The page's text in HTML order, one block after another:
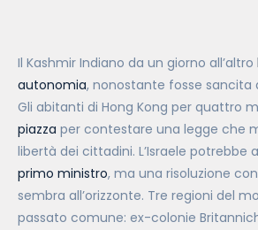
Il Kashmir Indiano da un giorno all’altro
autonomia, nonostante fosse sancita
Gli abitanti di Hong Kong per quattro
piazza per contestare una legge che
libertà dei cittadini. L’Israele potrebbe
primo ministro, ma una risoluzione
sembra all’orizzonte. Tre regioni del
passato comune: ex-colonie